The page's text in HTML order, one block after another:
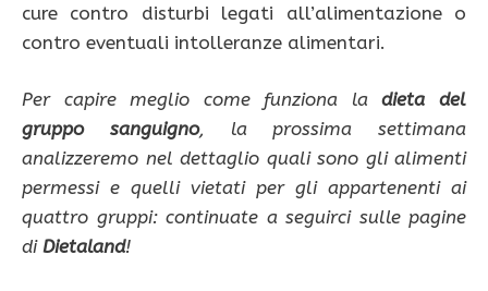
cure contro disturbi legati all’alimentazione o
contro eventuali intolleranze alimentari.
Per capire meglio come funziona ladieta del
gruppo sanguigno, la prossima settimana
analizzeremo nel dettaglio quali sono gli alimenti
permessi e quelli vietati per gli appartenenti ai
quattro gruppi: continuate a seguirci sulle pagine
di Dietaland!